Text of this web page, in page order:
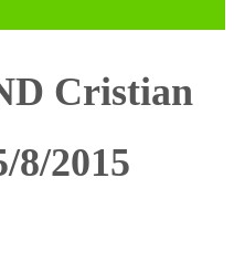
Cristian
8/2015